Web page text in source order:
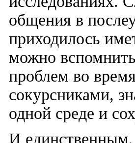
общения в
приходилось
можно
проблем во
сокурсниками,
одной среде и
И